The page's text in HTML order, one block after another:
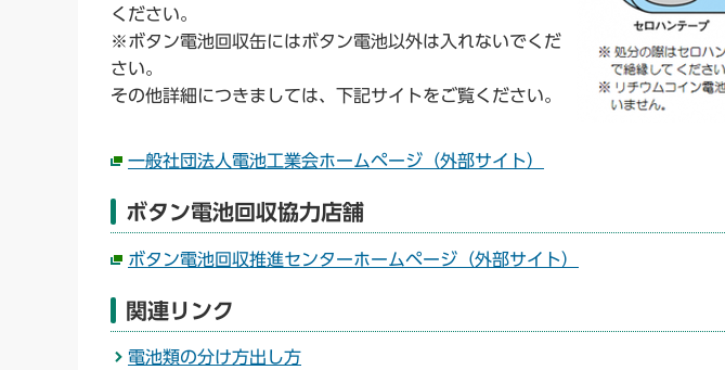
ください。
※ボタン電池回収缶にはボタン電池以外は入れないでくだ
さい。
その他詳細につきましては、下記サイトをご覧ください。
一般社団法人電池工業会ホームページ（外部サイト）
ボタン電池回収協力店舗
ボタン電池回収推進センターホームページ（外部サイト）
関連リンク
電池類の分け方出し方